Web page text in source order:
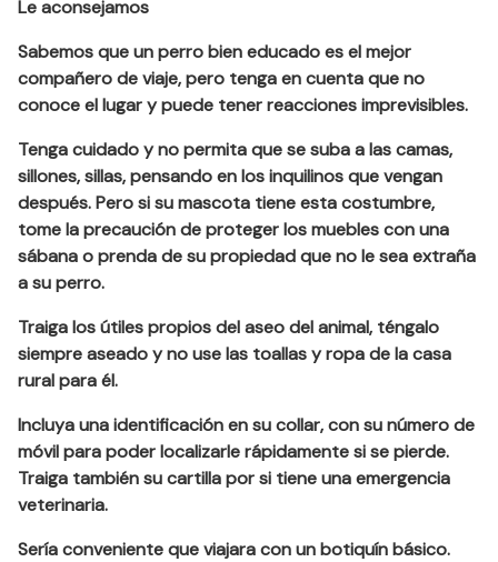
Le aconsejamos
Sabemos que un perro bien educado es el mejor
compañero de viaje, pero tenga en cuenta que no
conoce el lugar y puede tener reacciones imprevisibles.
Tenga cuidado y no permita que se suba a las camas,
sillones, sillas, pensando en los inquilinos que vengan
después. Pero si su mascota tiene esta costumbre,
tome la precaución de proteger los muebles con una
sábana o prenda de su propiedad que no le sea extraña
a su perro.
Traiga los útiles propios del aseo del animal, téngalo
siempre aseado y no use las toallas y ropa de la casa
rural para él.
Incluya una identificación en su collar, con su número de
móvil para poder localizarle rápidamente si se pierde.
Traiga también su cartilla por si tiene una emergencia
veterinaria.
Sería conveniente que viajara con un botiquín básico.